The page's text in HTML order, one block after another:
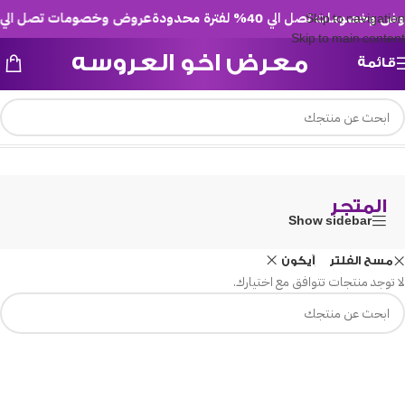
Skip to navigation
Skip to main content
عروض وخصومات تصل الي 40% لفترة محدودة تصل الي 40% لفترة محدودة
قائمة معرض اخو العروسه
الرئيسية/المتجر
المتجر
Show sidebar
مسح الفلتر آيكون
لا توجد منتجات تتوافق مع اختيارك.